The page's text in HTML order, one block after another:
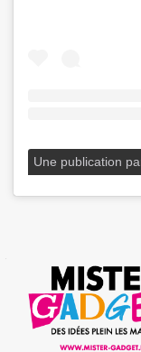
Une publication